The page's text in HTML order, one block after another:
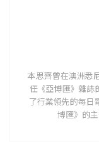
本思齊曾在澳洲悉
任《亞博匯》雜誌
了行業領先的每日
博匯》的